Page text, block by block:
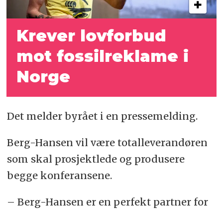
Krever lovforbud
mot fossilreklame i
Norge
Det melder byrået i en pressemelding.
Berg-Hansen vil være totalleverandøren
som skal prosjektlede og produsere
begge konferansene.
– Berg-Hansen er en perfekt partner for